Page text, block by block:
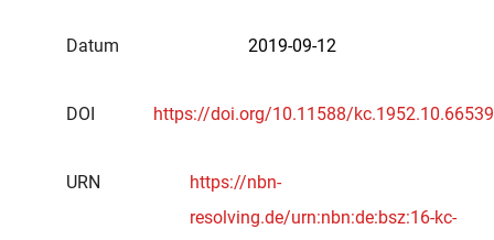
Datum 2019-09-12
DOI https://doi.org/10.11588/kc.1952.10.66539
URN
https://nbn-
resolving.de/urn:nbn:de:bsz:16-kc-